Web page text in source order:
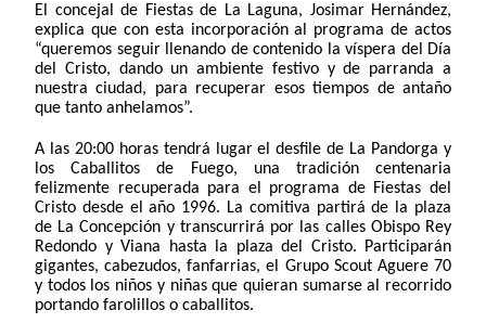
El concejal de Fiestas de La Laguna, Josimar Hernández,
explica que con esta incorporación al programa de actos
“queremos seguir llenando de contenido la víspera del Día
del Cristo, dando un ambiente festivo y de parranda a
nuestra ciudad, para recuperar esos tiempos de antaño
que tanto anhelamos”.
A las 20:00 horas tendrá lugar el desfile de La Pandorga y
los Caballitos de Fuego, una tradición centenaria
felizmente recuperada para el programa de Fiestas del
Cristo desde el año 1996. La comitiva partirá de la plaza
de La Concepción y transcurrirá por las calles Obispo Rey
Redondo y Viana hasta la plaza del Cristo. Participarán
gigantes, cabezudos, fanfarrias, el Grupo Scout Aguere 70
y todos los niños y niñas que quieran sumarse al recorrido
portando farolillos o caballitos.